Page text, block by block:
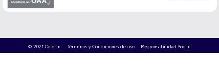
© 2021 Colorin Términos y Condiciones de uso Responsabilidad Social